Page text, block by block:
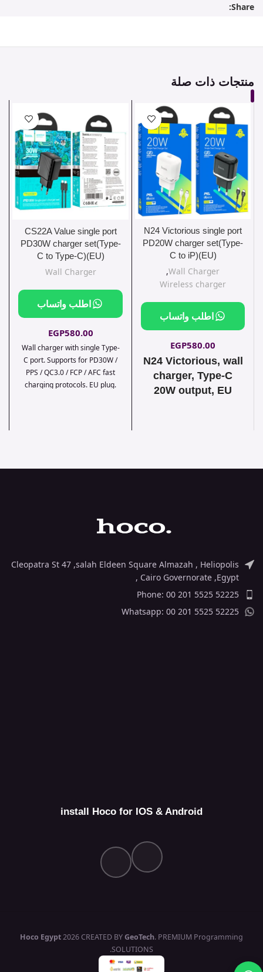
Share:
منتجات ذات صلة
N24 Victorious single port
PD20W charger set(Type-
C to iP)(EU)
Wall Charger
,
Wireless charger
EGP580.00
اطلب واتساب
N24 Victorious, wall
charger, Type-C
20W output, EU
PC. 2. Output: Type-C 20W (for
weight: 61g. 5. Set with Type-C
CS22A Value single port
PD30W charger set(Type-
C to Type-C)(EU)
Wall Charger
EGP580.00
اطلب واتساب
Wall charger with single Type-
C port. Supports for PD30W /
PPS / QC3.0 / FCP / AFC fast
charging protocols. EU plug.
Cleopatra St 47 ,salah Eldeen Square Almazah , Heliopolis
, Cairo Governorate ,Egypt
Phone: 00 201 5525 52225
Whatsapp: 00 201 5525 52225
install Hoco for IOS & Android
Hoco Egypt2026 CREATED BYGeoTech. PREMIUM Programming
SOLUTIONS.